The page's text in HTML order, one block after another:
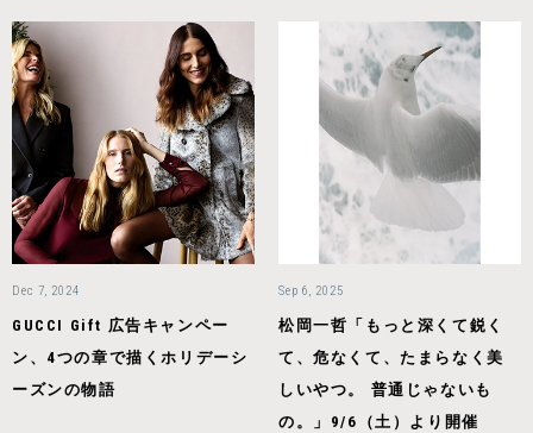
Dec 7, 2024
GUCCI Gift 広告キャンペー
ン、4つの章で描くホリデーシ
ーズンの物語
Sep 6, 2025
松岡一哲「もっと深くて鋭く
て、危なくて、たまらなく美
しいやつ。 普通じゃないも
の。」9/6（土）より開催